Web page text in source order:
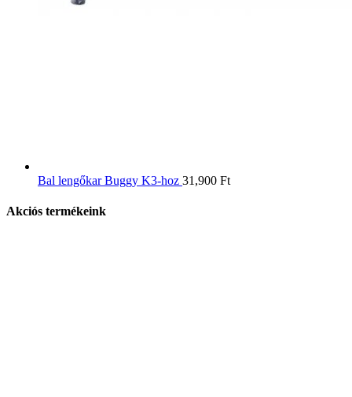
Bal lengőkar Buggy K3-hoz 31,900 Ft
Akciós termékeink